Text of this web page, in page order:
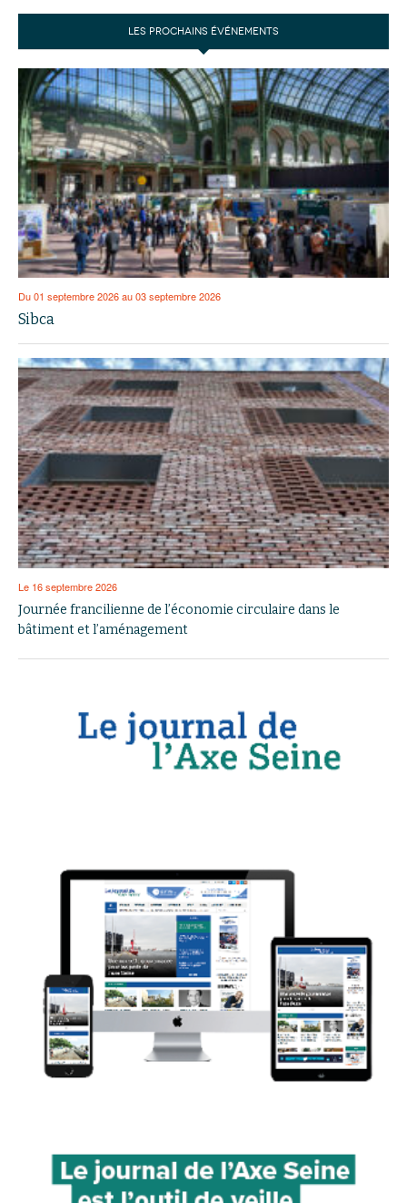
LES PROCHAINS ÉVÉNEMENTS
Du 01 septembre 2026 au 03 septembre 2026
Sibca
Le 16 septembre 2026
Journée francilienne de l’économie circulaire dans le
bâtiment et l’aménagement